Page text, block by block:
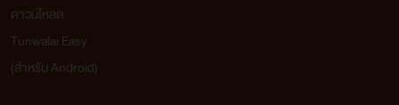
ดาวน์โหลด
Tunwalai Easy
(สำหรับ Android)